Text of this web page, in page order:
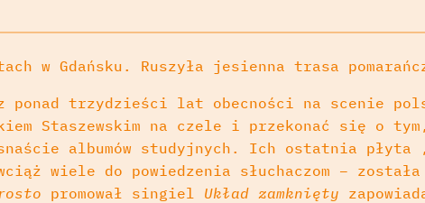
w Gdańsku. Ruszyła jesienna trasa
ponad trzydzieści lat obecności na scenie
Staszewskim na czele i przekonać się o
albumów studyjnych. Ich ostatnia płyta
wiele do powiedzenia słuchaczom –
promował singiel Układ zamknięty